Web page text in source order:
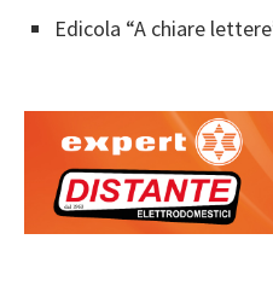
Edicola “A chiare